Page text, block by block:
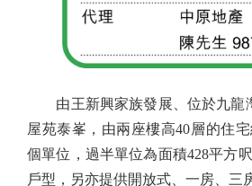
由王新興家族發展、位於九龍
屋苑泰峯，由兩座樓高40層的住
個單位，過半單位為面積428平方
戶型，另亦提供開放式、一房、三